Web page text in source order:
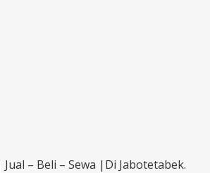
– Beli – Sewa |Di Jabotetabek.